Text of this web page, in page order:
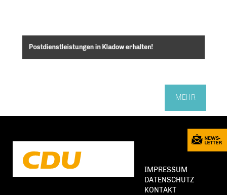
Postdienstleistungen in Kladow erhalten!
MEHR
IMPRESSUM
DATENSCHUTZ
KONTAKT